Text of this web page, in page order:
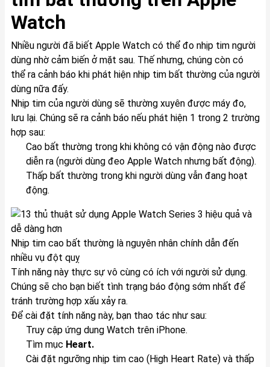
Watch
Nhiều người đã biết Apple Watch có thể đo nhịp tim người
dùng nhờ cảm biến ở mặt sau. Thế nhưng, chúng còn có
thể ra cảnh báo khi phát hiện nhịp tim bất thường của người
dùng nữa đấy.
Nhịp tim của người dùng sẽ thường xuyên được máy đo,
lưu lại. Chúng sẽ ra cảnh báo nếu phát hiện 1 trong 2 trường
hợp sau:
Cao bất thường trong khi không có vận động nào được
diễn ra (người dùng đeo Apple Watch nhưng bất động).
Thấp bất thường trong khi người dùng vẫn đang hoạt
động.
Nhịp tim cao bất thường là nguyên nhân chính dẫn đến
nhiều vụ đột quỵ
Tính năng này thực sự vô cùng có ích với người sử dụng.
Chúng sẽ cho bạn biết tình trạng báo động sớm nhất để
tránh trường hợp xấu xảy ra.
Để cài đặt tính năng này, bạn thao tác như sau:
Truy cập ứng dung Watch trên iPhone.
Tìm mục Heart.
Cài đặt ngưỡng nhịp tim cao (High Heart Rate) và thấp